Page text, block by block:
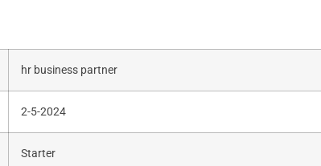
hr business partner
2-5-2024
Starter